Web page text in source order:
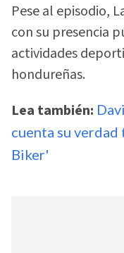
Pese al episodio,
con su presencia
actividades
hondureñas.
Lea también:
cuenta su verdad
Biker'